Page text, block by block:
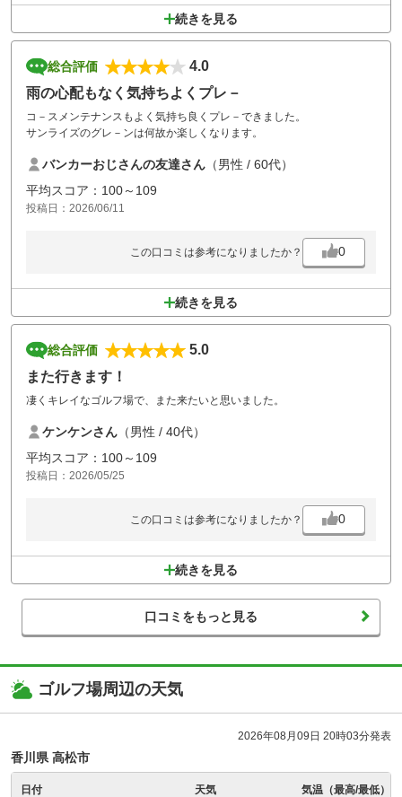
続きを見る
総合評価
4.0
雨の心配もなく気持ちよくプレ－
コ－スメンテナンスもよく気持ち良くプレ－できました。
サンライズのグレ－ンは何故か楽しくなります。
バンカーおじさんの友達さん （男性 / 60代）
平均スコア：100～109
投稿日：2026/06/11
この口コミは参考になりましたか？ 0
続きを見る
総合評価
5.0
また行きます！
凄くキレイなゴルフ場で、また来たいと思いました。
ケンケンさん （男性 / 40代）
平均スコア：100～109
投稿日：2026/05/25
この口コミは参考になりましたか？ 0
続きを見る
口コミをもっと見る
ゴルフ場周辺の天気
2026年08月09日 20時03分発表
香川県 高松市
日付 天気 気温（最高/最低）